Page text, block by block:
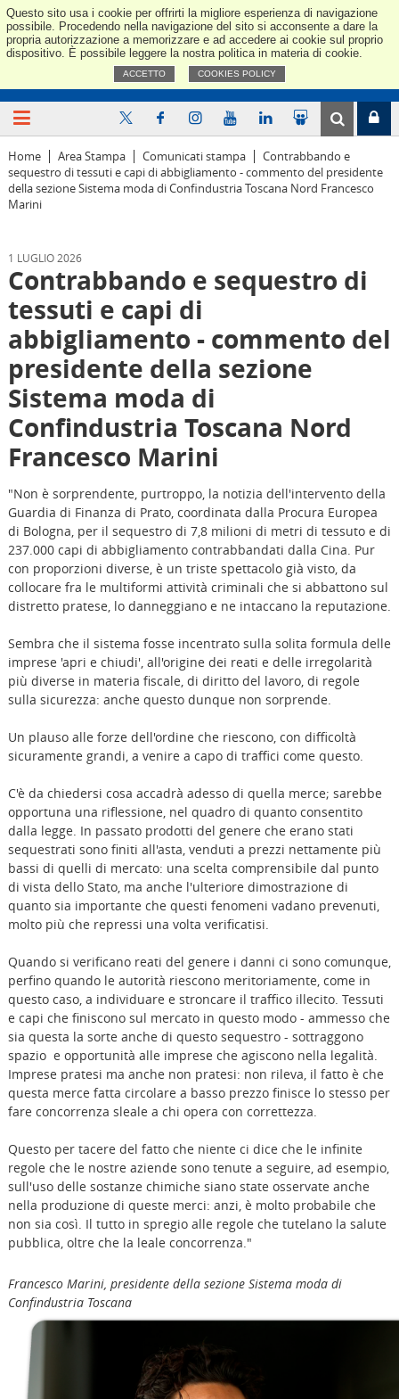
Questo sito usa i cookie per offrirti la migliore esperienza di navigazione
possibile. Procedendo nella navigazione del sito si acconsente a dare la
propria autorizzazione a memorizzare e ad accedere ai cookie sul proprio
dispositivo. È possibile leggere la nostra politica in materia di cookie.
ACCETTO COOKIES POLICY
Home Area Stampa Comunicati stampa
Contrabbando e
sequestro di tessuti e capi di abbigliamento - commento del presidente
della sezione Sistema moda di Confindustria Toscana Nord Francesco
Marini
1 LUGLIO 2026
Contrabbando e sequestro di
tessuti e capi di
abbigliamento - commento del
presidente della sezione
Sistema moda di
Confindustria Toscana Nord
Francesco Marini
"Non è sorprendente, purtroppo, la notizia dell'intervento della
Guardia di Finanza di Prato, coordinata dalla Procura Europea
di Bologna, per il sequestro di 7,8 milioni di metri di tessuto e di
237.000 capi di abbigliamento contrabbandati dalla Cina. Pur
con proporzioni diverse, è un triste spettacolo già visto, da
collocare fra le multiformi attività criminali che si abbattono sul
distretto pratese, lo danneggiano e ne intaccano la reputazione.
Sembra che il sistema fosse incentrato sulla solita formula delle
imprese 'apri e chiudi', all'origine dei reati e delle irregolarità
più diverse in materia fiscale, di diritto del lavoro, di regole
sulla sicurezza: anche questo dunque non sorprende.
Un plauso alle forze dell'ordine che riescono, con difficoltà
sicuramente grandi, a venire a capo di traffici come questo.
C'è da chiedersi cosa accadrà adesso di quella merce; sarebbe
opportuna una riflessione, nel quadro di quanto consentito
dalla legge. In passato prodotti del genere che erano stati
sequestrati sono finiti all'asta, venduti a prezzi nettamente più
bassi di quelli di mercato: una scelta comprensibile dal punto
di vista dello Stato, ma anche l'ulteriore dimostrazione di
quanto sia importante che questi fenomeni vadano prevenuti,
molto più che repressi una volta verificatisi.
Quando si verificano reati del genere i danni ci sono comunque,
perfino quando le autorità riescono meritoriamente, come in
questo caso, a individuare e stroncare il traffico illecito. Tessuti
e capi che finiscono sul mercato in questo modo - ammesso che
sia questa la sorte anche di questo sequestro - sottraggono
spazio e opportunità alle imprese che agiscono nella legalità.
Imprese pratesi ma anche non pratesi: non rileva, il fatto è che
questa merce fatta circolare a basso prezzo finisce lo stesso per
fare concorrenza sleale a chi opera con correttezza.
Questo per tacere del fatto che niente ci dice che le infinite
regole che le nostre aziende sono tenute a seguire, ad esempio,
sull'uso delle sostanze chimiche siano state osservate anche
nella produzione di queste merci: anzi, è molto probabile che
non sia così. Il tutto in spregio alle regole che tutelano la salute
pubblica, oltre che la leale concorrenza."
Francesco Marini, presidente della sezione Sistema moda di
Confindustria Toscana